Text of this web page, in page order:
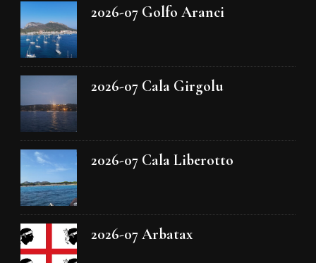
2026-07 Golfo Aranci
2026-07 Cala Girgolu
2026-07 Cala Liberotto
2026-07 Arbatax